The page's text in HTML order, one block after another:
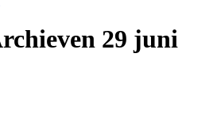
29 juni